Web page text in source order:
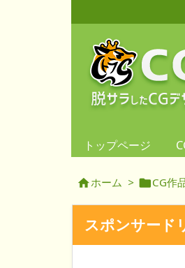
トップページ
ホーム > CG作
スポンサード